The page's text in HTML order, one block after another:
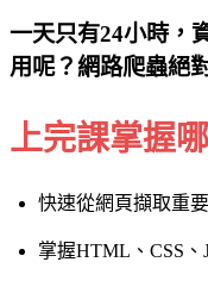
一天只有24小時，
用呢？網路爬蟲絕
上完課掌握
快速從網頁擷取重
掌握HTML、CSS、